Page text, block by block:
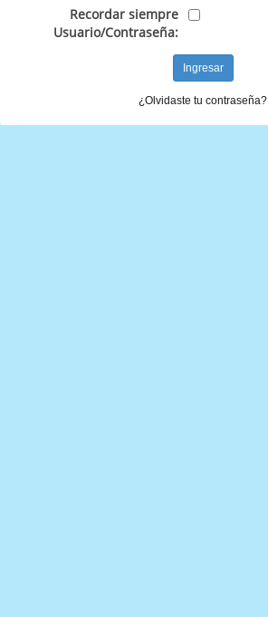
Recordar siempre
Usuario/Contraseña:
¿Olvidaste tu contraseña?